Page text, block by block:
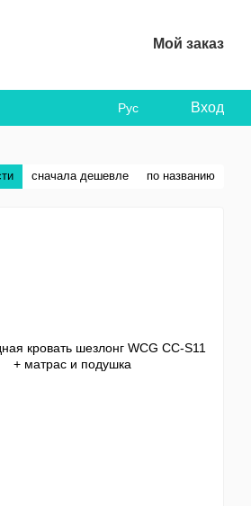
Мой заказ
Рус Вход
сначала дешевле по названию